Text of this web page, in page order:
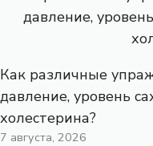
Как различные
давление, уровень
холестерина?
7 августа, 2026